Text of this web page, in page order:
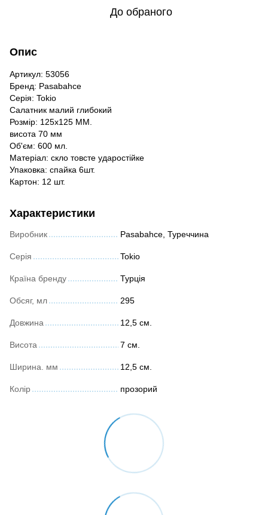
До обраного
Опис
Артикул: 53056
Бренд: Pasabahce
Серія: Tokio
Салатник малий глибокий
Розмір: 125х125 ММ.
висота 70 мм
Об'єм: 600 мл.
Матеріал: скло товсте ударостійке
Упаковка: спайка 6шт.
Картон: 12 шт.
Характеристики
Виробник Pasabahce, Туреччина
Серія Tokio
Країна бренду Турція
Обсяг, мл 295
Довжина 12,5 см.
Висота 7 см.
Ширина. мм 12,5 см.
Колір прозорий